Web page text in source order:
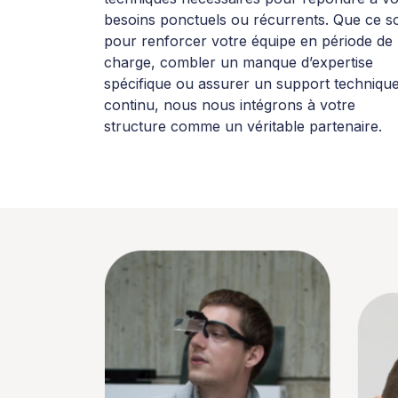
besoins ponctuels ou récurrents. Que ce
pour renforcer votre équipe en période de
charge, combler un manque d’expertise
spécifique ou assurer un support
continu, nous nous intégrons à votre
structure comme un véritable partenaire.